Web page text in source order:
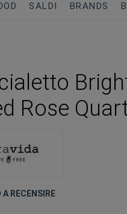
SALDI BRANDS
Rose
RECENSIRE